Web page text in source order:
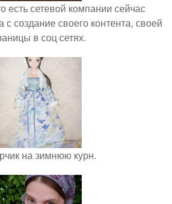
есть сетевой компании сейчас
создание своего контента, своей
в соц сетях.
на зимнюю курн.